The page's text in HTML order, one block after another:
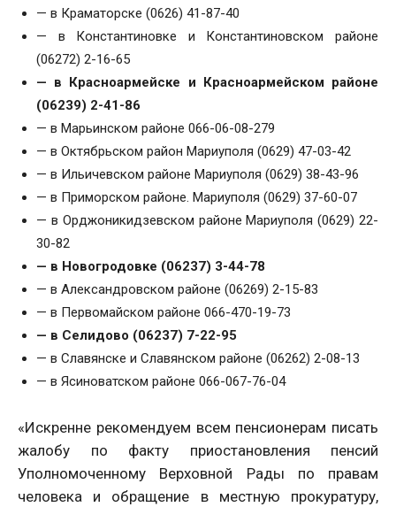
— в Краматорске (0626) 41-87-40
— в Константиновке и Константиновском районе
(06272) 2-16-65
— в Красноармейске и Красноармейском районе
(06239) 2-41-86
— в Марьинском районе 066-06-08-279
— в Октябрьском район Мариуполя (0629) 47-03-42
— в Ильичевском районе Мариуполя (0629) 38-43-96
— в Приморском районе. Мариуполя (0629) 37-60-07
— в Орджоникидзевском районе Мариуполя (0629) 22-
30-82
— в Новогродовке (06237) 3-44-78
— в Александровском районе (06269) 2-15-83
— в Первомайском районе 066-470-19-73
— в Селидово (06237) 7-22-95
— в Славянске и Славянском районе (06262) 2-08-13
— в Ясиноватском районе 066-067-76-04
«Искренне рекомендуем всем пенсионерам писать
жалобу по факту приостановления пенсий
Уполномоченному Верховной Рады по правам
человека и обращение в местную прокуратуру,